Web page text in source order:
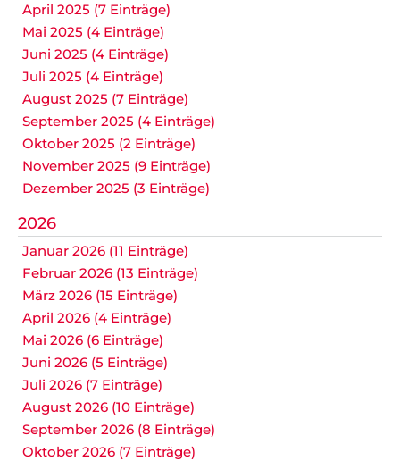
April 2025 (7 Einträge)
Mai 2025 (4 Einträge)
Juni 2025 (4 Einträge)
Juli 2025 (4 Einträge)
August 2025 (7 Einträge)
September 2025 (4 Einträge)
Oktober 2025 (2 Einträge)
November 2025 (9 Einträge)
Dezember 2025 (3 Einträge)
2026
Januar 2026 (11 Einträge)
Februar 2026 (13 Einträge)
März 2026 (15 Einträge)
April 2026 (4 Einträge)
Mai 2026 (6 Einträge)
Juni 2026 (5 Einträge)
Juli 2026 (7 Einträge)
August 2026 (10 Einträge)
September 2026 (8 Einträge)
Oktober 2026 (7 Einträge)